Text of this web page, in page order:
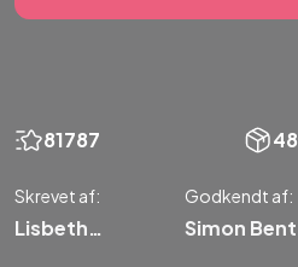
81787 48
Skrevet af:
Lisbeth
Godkendt af:
Simon Bent